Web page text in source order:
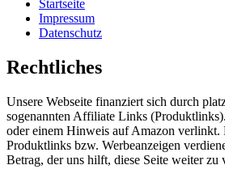
Startseite
Impressum
Datenschutz
Rechtliches
Unsere Webseite finanziert sich durch
sogenannten Affiliate Links
oder einem Hinweis auf Amazon
Produktlinks bzw. Werbeanzeigen
Betrag, der uns hilft, diese Seite weiter zu